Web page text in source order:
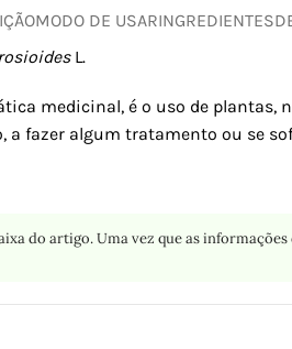
MODO DE USARINGREDIENTES
L.
medicinal, é o uso de plantas,
fazer algum tratamento ou se
do artigo. Uma vez que as